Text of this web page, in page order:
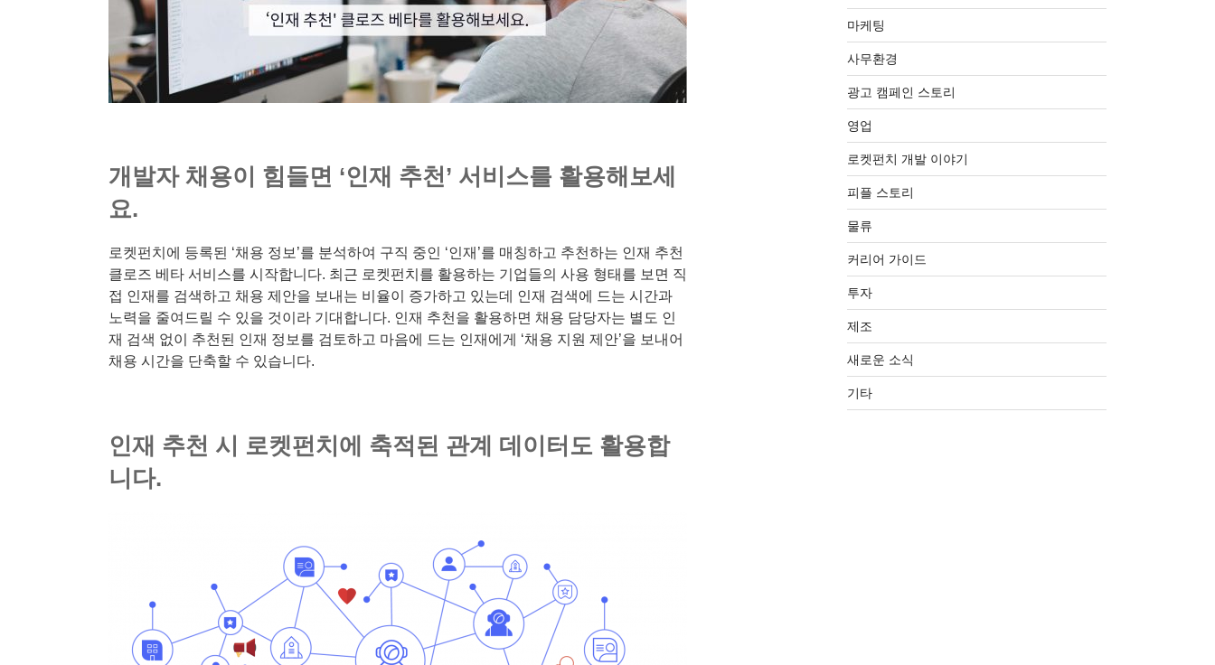
개발자 채용이 힘들면 ‘인재 추천’ 서비스를 활용해보세
요.
로켓펀치에 등록된 ‘채용 정보’를 분석하여 구직 중인 ‘인재’를 매칭하고 추천하는 인재 추천
클로즈 베타 서비스를 시작합니다. 최근 로켓펀치를 활용하는 기업들의 사용 형태를 보면 직
접 인재를 검색하고 채용 제안을 보내는 비율이 증가하고 있는데 인재 검색에 드는 시간과
노력을 줄여드릴 수 있을 것이라 기대합니다. 인재 추천을 활용하면 채용 담당자는 별도 인
재 검색 없이 추천된 인재 정보를 검토하고 마음에 드는 인재에게 ‘채용 지원 제안’을 보내어
채용 시간을 단축할 수 있습니다.
인재 추천 시 로켓펀치에 축적된 관계 데이터도 활용합
니다.
마케팅
사무환경
광고 캠페인 스토리
영업
로켓펀치 개발 이야기
피플 스토리
물류
커리어 가이드
투자
제조
새로운 소식
기타